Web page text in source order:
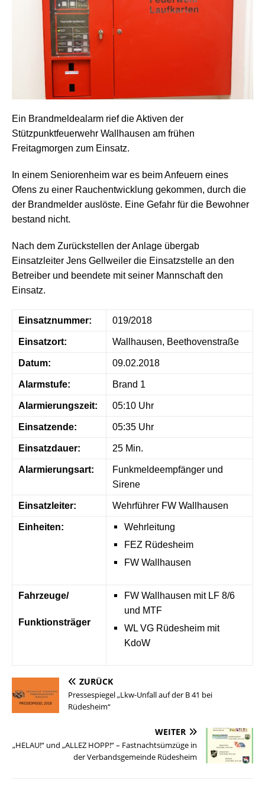
Ein Brandmeldealarm rief die Aktiven der
Stützpunktfeuerwehr Wallhausen am frühen
Freitagmorgen zum Einsatz.
In einem Seniorenheim war es beim Anfeuern eines
Ofens zu einer Rauchentwicklung gekommen, durch die
der Brandmelder auslöste. Eine Gefahr für die Bewohner
bestand nicht.
Nach dem Zurückstellen der Anlage übergab
Einsatzleiter Jens Gellweiler die Einsatzstelle an den
Betreiber und beendete mit seiner Mannschaft den
Einsatz.
Einsatznummer: 019/2018
Einsatzort: Wallhausen, Beethovenstraße
Datum: 09.02.2018
Alarmstufe: Brand 1
Alarmierungszeit: 05:10 Uhr
Einsatzende: 05:35 Uhr
Einsatzdauer: 25 Min.
Alarmierungsart:
Funkmeldeempfänger und
Sirene
Einsatzleiter: Wehrführer FW Wallhausen
Einheiten:
Wehrleitung
FEZ Rüdesheim
FW Wallhausen
Fahrzeuge/
Funktionsträger
FW Wallhausen mit LF 8/6
und MTF
WL VG Rüdesheim mit
KdoW
ZURÜCK
Pressespiegel „Lkw-Unfall auf der B 41 bei
Rüdesheim“
WEITER
„HELAU!“ und „ALLEZ HOPP!“ – Fastnachtsümzüge in
der Verbandsgemeinde Rüdesheim